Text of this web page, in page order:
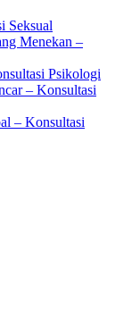
Seksual
Menekan –
Psikologi
– Konsultasi
– Konsultasi